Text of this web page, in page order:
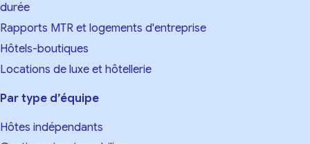
durée
Rapports MTR et logements d'entreprise
Hôtels-boutiques
Locations de luxe et hôtellerie
Par type d’équipe
Hôtes indépendants